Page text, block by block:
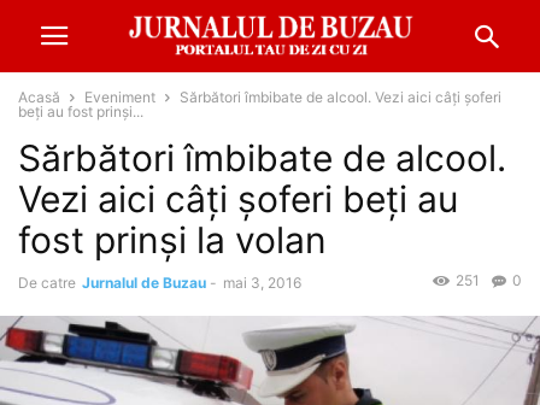
Acasă Eveniment
Sărbători îmbibate de alcool. Vezi aici câţi şoferi
beţi au fost prinşi...
Sărbători îmbibate de alcool.
Vezi aici câţi şoferi beţi au
fost prinşi la volan
De catre Jurnalul de Buzau - mai 3, 2016 0
251